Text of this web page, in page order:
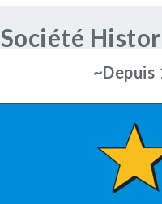
Société
~Depuis